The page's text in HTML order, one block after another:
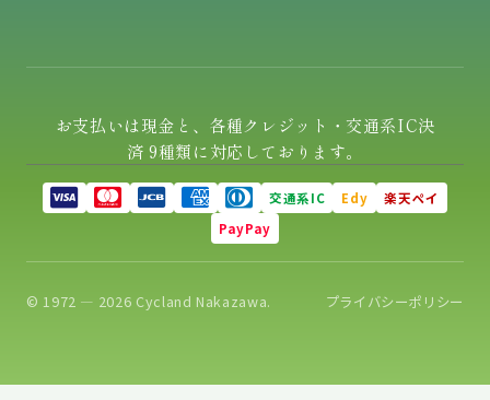
お支払いは現金と、各種クレジット・交通系IC決
済 9種類に対応しております。
交通系IC Edy
楽天ペイ
PayPay
© 1972 — 2026 Cycland Nakazawa. プライバシーポリシー